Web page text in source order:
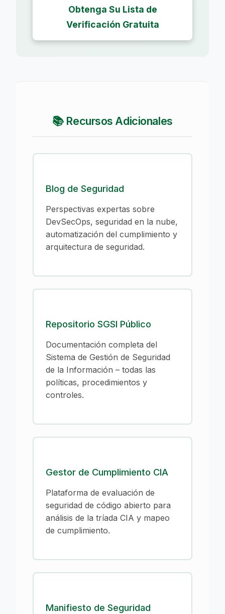
Obtenga Su Lista de
Verificación Gratuita
📚 Recursos Adicionales
Blog de Seguridad
Perspectivas expertas sobre
DevSecOps, seguridad en la nube,
automatización del cumplimiento y
arquitectura de seguridad.
Repositorio SGSI Público
Documentación completa del
Sistema de Gestión de Seguridad
de la Información – todas las
políticas, procedimientos y
controles.
Gestor de Cumplimiento CIA
Plataforma de evaluación de
seguridad de código abierto para
análisis de la tríada CIA y mapeo
de cumplimiento.
Manifiesto de Seguridad